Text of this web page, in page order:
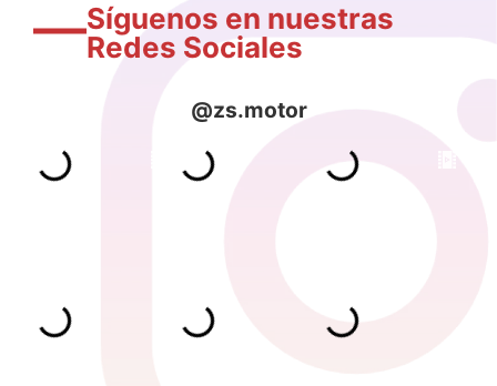
Síguenos en nuestras
Redes Sociales